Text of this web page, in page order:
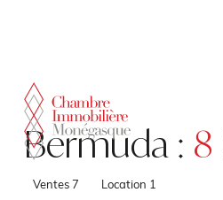
Bermuda : 8
Ventes7 Location 1